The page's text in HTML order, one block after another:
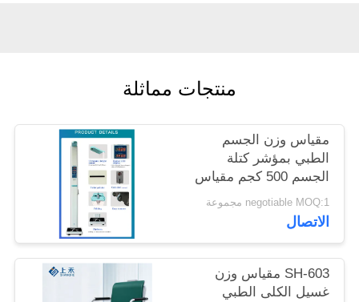
الموقع
PRIVACY
POLICY
منتجات مماثلة
مقياس وزن الجسم
الطبي بمؤشر كتلة
الجسم 500 كجم مقياس
الطول والوزن بالموجات
فوق الصوتية
negotiable MOQ:1 مجموعة
الاتصال
SH-603 مقياس وزن
غسيل الكلى الطبي